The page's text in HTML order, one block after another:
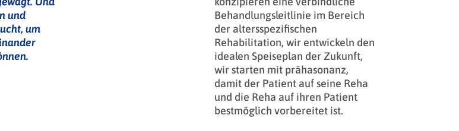
und
um
Behandlungsleitlinie im Bereich
der altersspezifischen
Rehabilitation, wir entwickeln den
idealen Speiseplan der Zukunft,
wir starten mit prähasonanz,
damit der Patient auf seine Reha
und die Reha auf ihren Patient
bestmöglich vorbereitet ist.